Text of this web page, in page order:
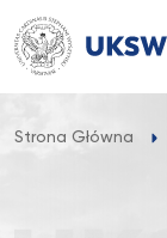
Przejdź
do
treści
Strona Główna